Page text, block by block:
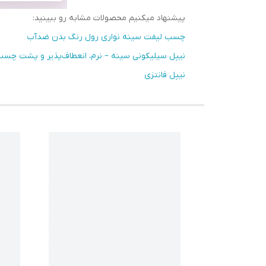
پیشنهاد میکنیم محصولات مشابه رو ببینید:
چسب لیفت سینه نواری رول رنگ بدن ضدآب
نیپل سیلیکونی سینه – نرم، انعطاف‌پذیر و پشت
نیپل فانتزی